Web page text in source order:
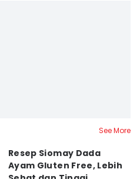
See More
Resep Siomay Dada
Ayam Gluten Free, Lebih